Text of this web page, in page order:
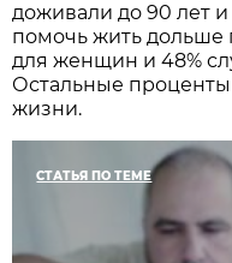
доживали до 90 лет
помочь жить дольше
для женщин и 48%
Остальные
жизни.
СТАТЬЯ ПО ТЕМЕ